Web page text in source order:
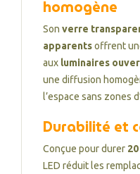
homogène
Son verre
apparentsoffrent
aux luminaires
une diffusion
l’espace sans zones
Durabilité et
Conçue pour durer
LED réduit les